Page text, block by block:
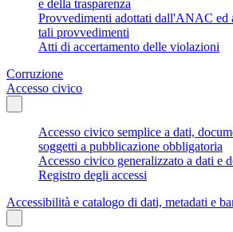
e della trasparenza
Provvedimenti adottati dall'ANAC ed
tali provvedimenti
Atti di accertamento delle violazioni
Corruzione
Accesso civico
Accesso civico semplice a dati,
soggetti a pubblicazione obbligatoria
Accesso civico generalizzato a dati e
Registro degli accessi
Accessibilità e catalogo di dati, metadati e